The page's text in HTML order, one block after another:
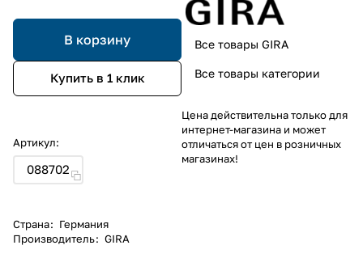
В корзину
Купить в 1 клик
Артикул:
088702
Страна: Германия
Производитель: GIRA
Все товары GIRA
Все товары категории
Цена действительна только для
интернет-магазина и может
отличаться от цен в розничных
магазинах!